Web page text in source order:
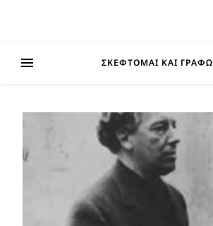
ΣΚΈΦΤΟΜΑΙ ΚΑΙ ΓΡΆΦΩ